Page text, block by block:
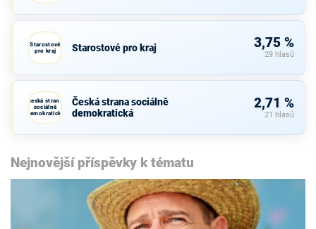
Starostové
pro kraj
Starostové pro kraj 3,75 %
29 hlasů
Česká strana
sociálně
demokratická
Česká strana sociálně
demokratická
2,71 %
21 hlasů
Nejnovější příspěvky k tématu